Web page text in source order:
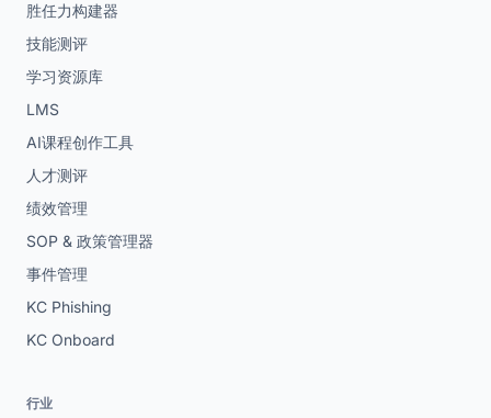
胜任力构建器
技能测评
学习资源库
LMS
AI课程创作工具
人才测评
绩效管理
SOP & 政策管理器
事件管理
KC Phishing
KC Onboard
行业